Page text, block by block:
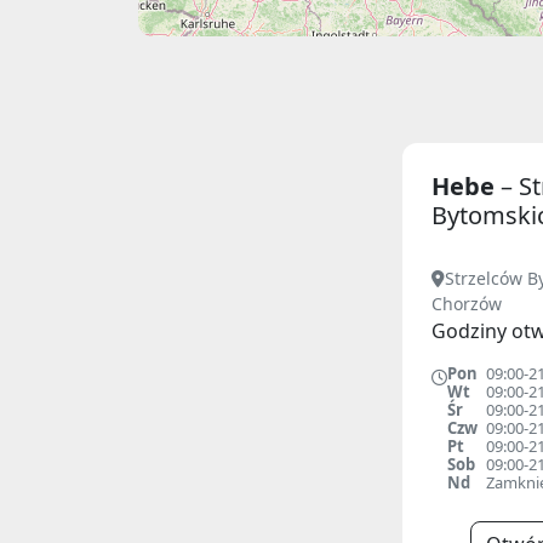
Hebe –
Strzelców
Chorzów
Godziny
Pon 09:00-
Wt
09:00-
Śr
09:00-
Czw 09:00-
Pt
09:00-
Sob 09:00-
Nd